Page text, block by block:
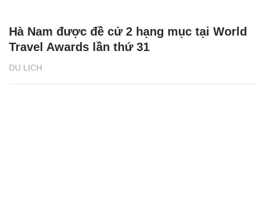
DU LỊCH
Hà Nam được đề cử 2 hạng mục tại World
Travel Awards lần thứ 31